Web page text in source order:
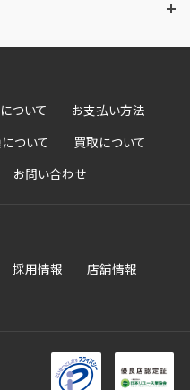
ついて お支払い方法
ついて 買取について
お問い合わせ
採用情報 店舗情報